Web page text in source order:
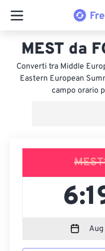
MEST da
Converti tra Middle
Eastern European
campo orario